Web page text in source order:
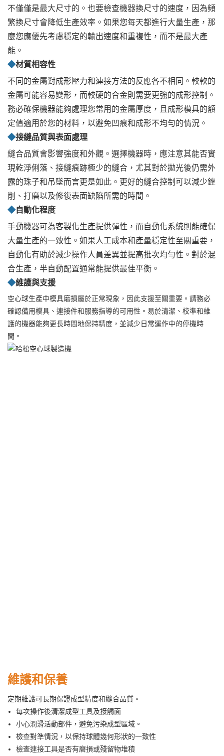
不僅僅是最大尺寸的。也要檢查機器換尺寸的速度，因為頻
繁換尺寸會降低生產效率。如果您每天都進行大量生產，那
麼您應優先考慮穩定的輸出速度和重複性，而不是最大產
能。
◆材質相容性
不同的金屬對成形壓力和連接方法的反應各不相同。較軟的
金屬可能容易變形，而較硬的合金則需要更強的成形控制。
務必確保機器能夠處理您常用的金屬厚度，且成形模具的額
定值適用於您的材料，以避免凹痕和成形不均勻的情況。
◆接縫品質與表面處理
縫合品質會影響強度和外觀。選擇機器時，應注意其能否實
現乾淨俐落、接縫痕跡極少的縫合，尤其對於拋光後仍需外
露的珠子和吊墜而言更是如此。更好的縫合控制可以減少銼
削、打磨以及修復表面缺陷所需的時間。
◆自動化程度
手動機器可為客製化生產提供彈性，而自動化系統則能確保
大量生產的一致性。如果人工成本和產量穩定性至關重要，
自動化有助於減少操作人員差異並提高批次均勻性。對於混
合生產，半自動配置通常能提供最佳平衡。
◆維護與支援
空心球生產中模具磨損屬於正常現象，因此支援至關重要。請務必
確認備用模具、連接件和服務指導的可用性。易於清潔、校準和維
護的機器能夠更長時間地保持精度，並減少日常運作中的停機時
間。
維護和保養
定期維護可長期保證成型精度和縫合品質。
每次操作後清潔成型工具及接觸面
小心潤滑活動部件，避免污染成型區域。
檢查對準情況，以保持球體幾何形狀的一致性
檢查連接工具是否有磨損或殘留物堆積